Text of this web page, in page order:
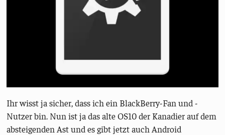
Ihr wisst ja sicher, dass ich ein BlackBerry-Fan und -
Nutzer bin. Nun ist ja das alte OS10 der Kanadier auf dem
absteigenden Ast und es gibt jetzt auch Android